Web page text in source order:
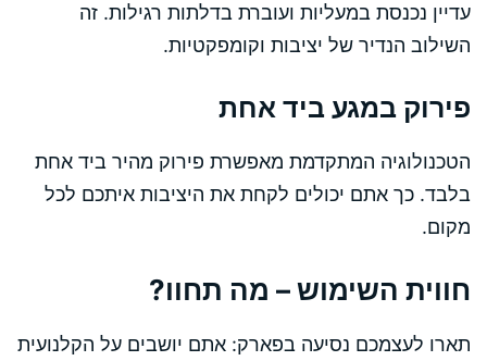
עדיין נכנסת במעליות ועוברת בדלתות רגילות. זה
השילוב הנדיר של יציבות וקומפקטיות.
פירוק במגע ביד אחת
הטכנולוגיה המתקדמת מאפשרת פירוק מהיר ביד אחת
בלבד. כך אתם יכולים לקחת את היציבות איתכם לכל
מקום.
חווית השימוש – מה תחוו?
תארו לעצמכם נסיעה בפארק: אתם יושבים על הקלנועית